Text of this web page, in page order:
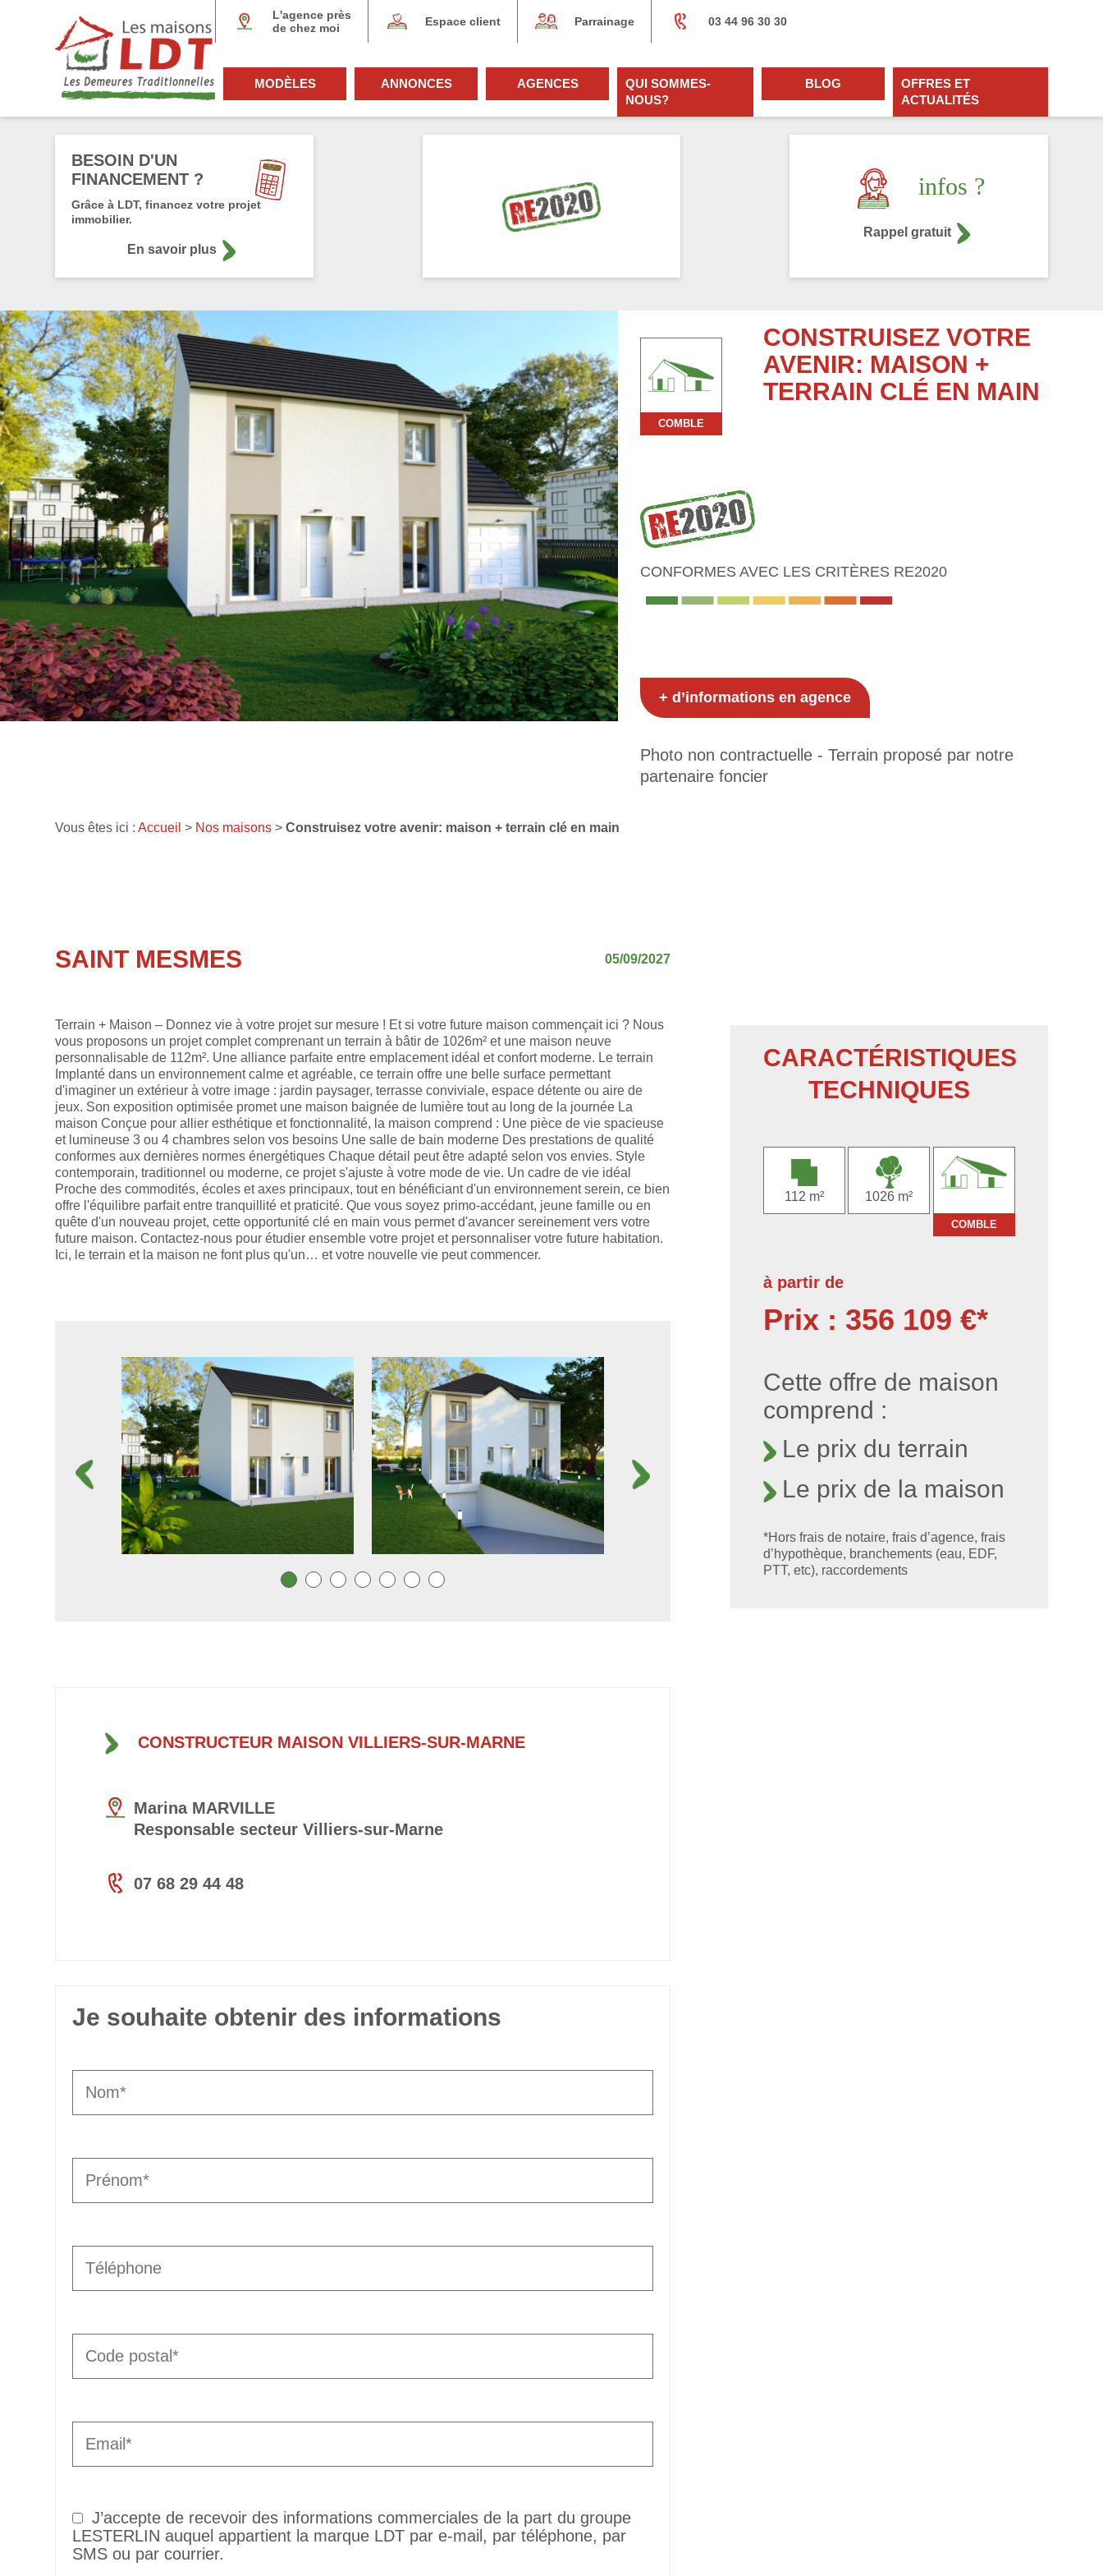
L'agence près
de chez moi
Espace client Parrainage 03 44 96 30 30
MODÈLES ANNONCES AGENCES
QUI SOMMES-
NOUS?
BLOG
OFFRES ET
ACTUALITÉS
BESOIN D'UN
FINANCEMENT ?
Grâce à LDT, financez votre projet
immobilier.
En savoir plus
infos ?
Rappel gratuit
COMBLE
CONSTRUISEZ VOTRE
AVENIR: MAISON +
TERRAIN CLÉ EN MAIN
CONFORMES AVEC LES CRITÈRES RE2020
+ d’informations en agence
Photo non contractuelle - Terrain proposé par notre
partenaire foncier
Vous êtes ici :Accueil > Nos maisons >Construisez votre avenir: maison + terrain clé en main
SAINT MESMES 05/09/2027
Terrain + Maison – Donnez vie à votre projet sur mesure ! Et si votre future maison commençait ici ? Nous
vous proposons un projet complet comprenant un terrain à bâtir de 1026m² et une maison neuve
personnalisable de 112m². Une alliance parfaite entre emplacement idéal et confort moderne. Le terrain
Implanté dans un environnement calme et agréable, ce terrain offre une belle surface permettant
d'imaginer un extérieur à votre image : jardin paysager, terrasse conviviale, espace détente ou aire de
jeux. Son exposition optimisée promet une maison baignée de lumière tout au long de la journée La
maison Conçue pour allier esthétique et fonctionnalité, la maison comprend : Une pièce de vie spacieuse
et lumineuse 3 ou 4 chambres selon vos besoins Une salle de bain moderne Des prestations de qualité
conformes aux dernières normes énergétiques Chaque détail peut être adapté selon vos envies. Style
contemporain, traditionnel ou moderne, ce projet s'ajuste à votre mode de vie. Un cadre de vie idéal
Proche des commodités, écoles et axes principaux, tout en bénéficiant d'un environnement serein, ce bien
offre l'équilibre parfait entre tranquillité et praticité. Que vous soyez primo-accédant, jeune famille ou en
quête d'un nouveau projet, cette opportunité clé en main vous permet d'avancer sereinement vers votre
future maison. Contactez-nous pour étudier ensemble votre projet et personnaliser votre future habitation.
Ici, le terrain et la maison ne font plus qu'un… et votre nouvelle vie peut commencer.
CONSTRUCTEUR MAISON VILLIERS-SUR-MARNE
Marina MARVILLE
Responsable secteur Villiers-sur-Marne
07 68 29 44 48
Je souhaite obtenir des informations
J’accepte de recevoir des informations commerciales de la part du groupe
LESTERLIN auquel appartient la marque LDT par e-mail, par téléphone, par
SMS ou par courrier.
CARACTÉRISTIQUES
TECHNIQUES
112 m² 1026 m²
COMBLE
à partir de
Prix : 356 109 €*
Cette offre de maison
comprend :
Le prix du terrain
Le prix de la maison
*Hors frais de notaire, frais d’agence, frais
d’hypothèque, branchements (eau, EDF,
PTT, etc), raccordements